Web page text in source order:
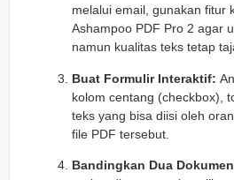
melalui email, gunakan fitur
Ashampoo PDF Pro 2 agar
namun kualitas teks tetap
Buat Formulir Interaktif:
kolom centang (checkbox),
teks yang bisa diisi oleh
file PDF tersebut.
Bandingkan Dua